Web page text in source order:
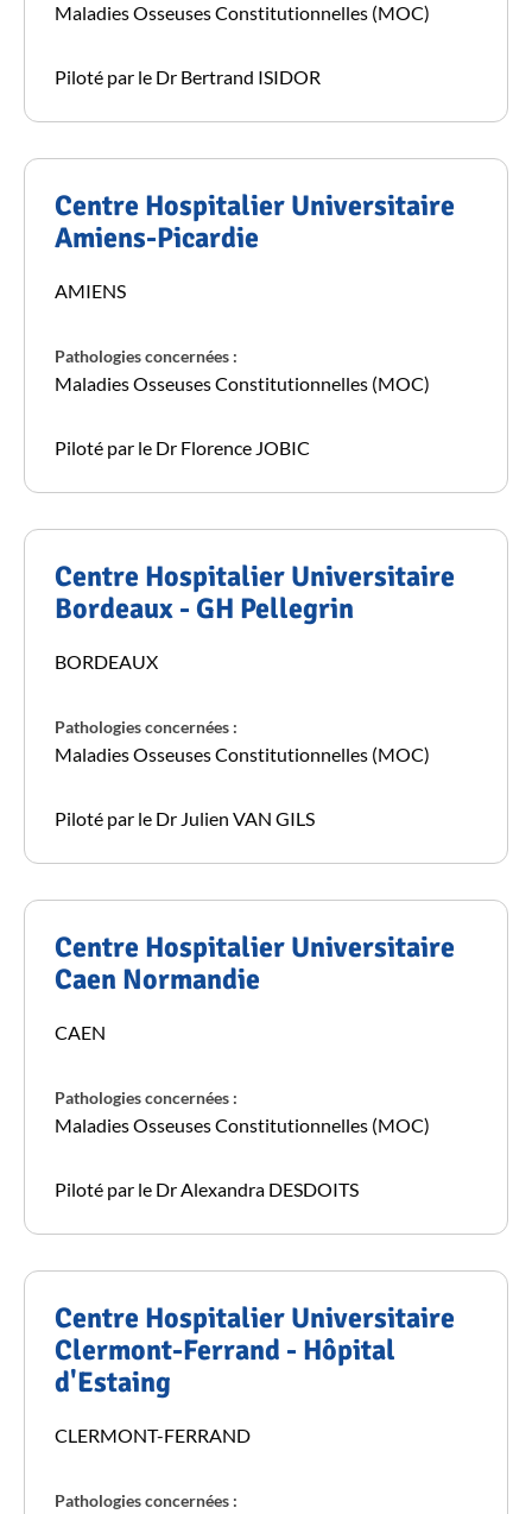
Maladies Osseuses Constitutionnelles (MOC)
Piloté par le Dr Bertrand ISIDOR
Centre Hospitalier Universitaire
Amiens-Picardie
AMIENS
Pathologies concernées :
Maladies Osseuses Constitutionnelles (MOC)
Piloté par le Dr Florence JOBIC
Centre Hospitalier Universitaire
Bordeaux - GH Pellegrin
BORDEAUX
Pathologies concernées :
Maladies Osseuses Constitutionnelles (MOC)
Piloté par le Dr Julien VAN GILS
Centre Hospitalier Universitaire
Caen Normandie
CAEN
Pathologies concernées :
Maladies Osseuses Constitutionnelles (MOC)
Piloté par le Dr Alexandra DESDOITS
Centre Hospitalier Universitaire
Clermont-Ferrand - Hôpital
d'Estaing
CLERMONT-FERRAND
Pathologies concernées :